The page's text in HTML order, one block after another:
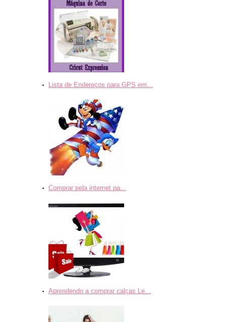
Lista de Endereços para GPS em...
Comprar pela internet pa...
Aprendendo a comprar calças Le...